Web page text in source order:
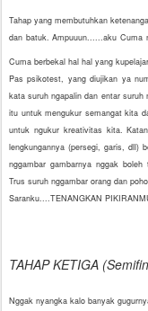
Tahap yang membutuhkan
dan batuk. Ampuuun......aku Cuma
Cuma berbekal hal hal yang
Pas psikotest, yang diujikan ya
kata suruh ngapalin dan entar
itu untuk mengukur semangat kita
untuk ngukur kreativitas kita.
lengkungannya (persegi, garis, dll)
nggambar gambarnya nggak
Trus suruh nggambar orang dan
Saranku....TENANGKAN
TAHAP KETIGA
Nggak nyangka kalo banyak